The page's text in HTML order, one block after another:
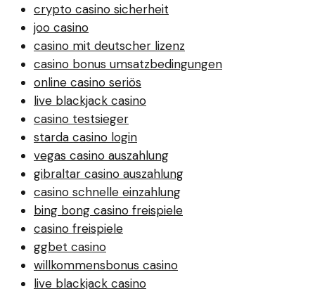
crypto casino sicherheit
joo casino
casino mit deutscher lizenz
casino bonus umsatzbedingungen
online casino seriös
live blackjack casino
casino testsieger
starda casino login
vegas casino auszahlung
gibraltar casino auszahlung
casino schnelle einzahlung
bing bong casino freispiele
casino freispiele
ggbet casino
willkommensbonus casino
live blackjack casino